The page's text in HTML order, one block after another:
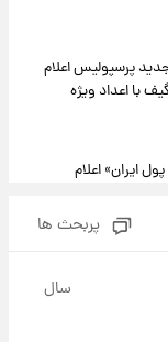
پرسپولیس اعلام
با اعداد ویژه
ایران» اعلام
پربحث ها
سال